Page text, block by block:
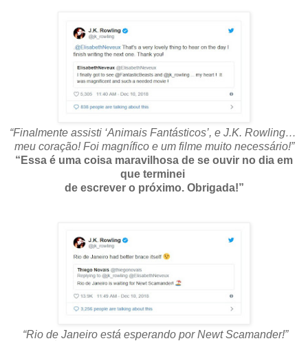
“Finalmente assisti ‘Animais Fantásticos’, e J.K. Rowling…
meu coração! Foi magnífico e um filme muito necessário!”
“Essa é uma coisa maravilhosa de se ouvir no dia em
que terminei
de escrever o próximo. Obrigada!”
“Rio de Janeiro está esperando por Newt Scamander!”